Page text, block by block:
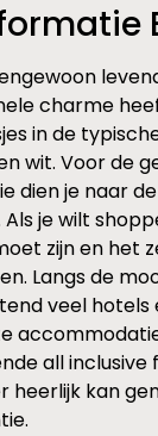
charme
in de
wit. Voor de
dien je naar
je wilt
zijn en het
Langs de
veel hotels
all inclusive
heerlijk kan